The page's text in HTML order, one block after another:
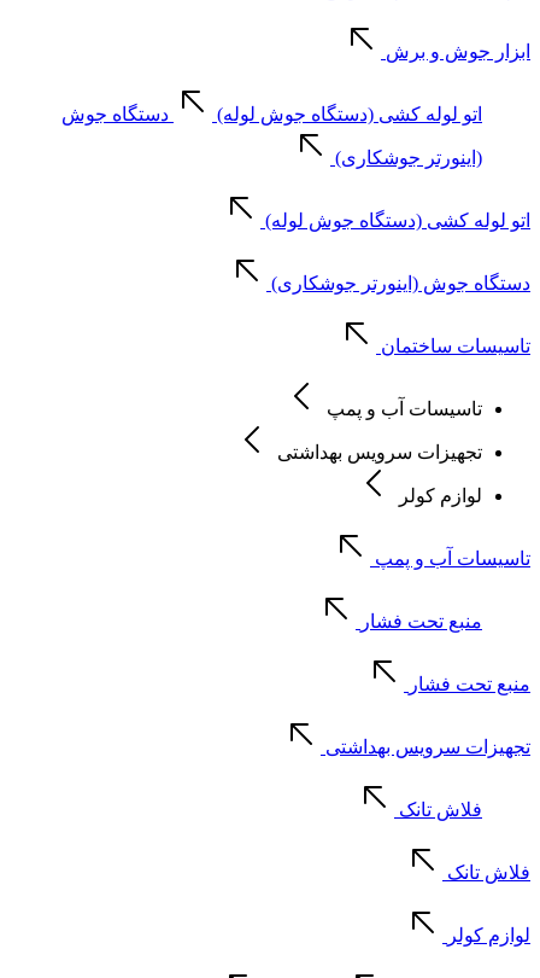
ابزار جوش و برش
اتو لوله کشی (دستگاه جوش لوله) دستگاه جوش
(اینورتر جوشکاری)
اتو لوله کشی (دستگاه جوش لوله)
دستگاه جوش (اینورتر جوشکاری)
تاسیسات ساختمان
تاسیسات آب و پمپ
تجهیزات سرویس بهداشتی
لوازم کولر
تاسیسات آب و پمپ
منبع تحت فشار
منبع تحت فشار
تجهیزات سرویس بهداشتی
فلاش تانک
فلاش تانک
لوازم کولر